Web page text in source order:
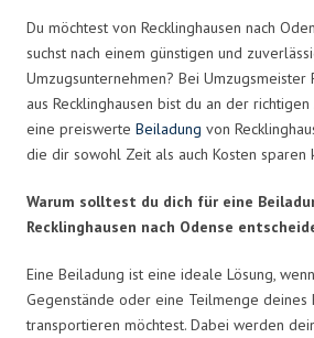
Du möchtest von Recklinghausen nach
suchst nach einem günstigen und
Umzugsunternehmen? Bei Umzugsmeister
aus Recklinghausen bist du an der
eine preiswerte Beiladung von
die dir sowohl Zeit als auch Kosten sparen
Warum solltest du dich für eine
Recklinghausen nach Odense
Eine Beiladung ist eine ideale Lösung,
Gegenstände oder eine Teilmenge deines
transportieren möchtest. Dabei werden